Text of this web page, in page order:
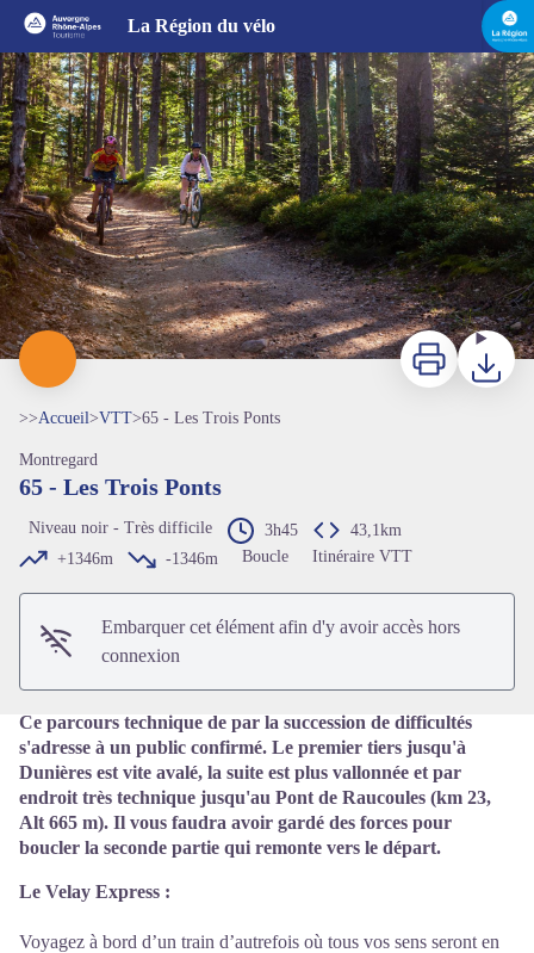
La Région du vélo
circuit vtt les 3 ponts - Fabrice Beauvois
Voir l'image en plein écran
Imprimer
>>Accueil>VTT>65 - Les Trois Ponts
Montregard
65 - Les Trois Ponts
Niveau noir - Très difficile 3h45
43,1km
+1346m
-1346m Boucle Itinéraire VTT
Embarquer cet élément afin d'y avoir accès hors
connexion
Ce parcours technique de par la succession de difficultés
s'adresse à un public confirmé. Le premier tiers jusqu'à
Dunières est vite avalé, la suite est plus vallonnée et par
endroit très technique jusqu'au Pont de Raucoules (km 23,
Alt 665 m). Il vous faudra avoir gardé des forces pour
boucler la seconde partie qui remonte vers le départ.
Le Velay Express :
Voyagez à bord d’un train d’autrefois où tous vos sens seront en